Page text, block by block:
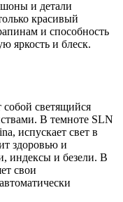
и детали
красивый
и способность
яркость и блеск.
cветящийся
В темноте SLN
испускает свет в
здоровью и
индексы и безели. В
свои